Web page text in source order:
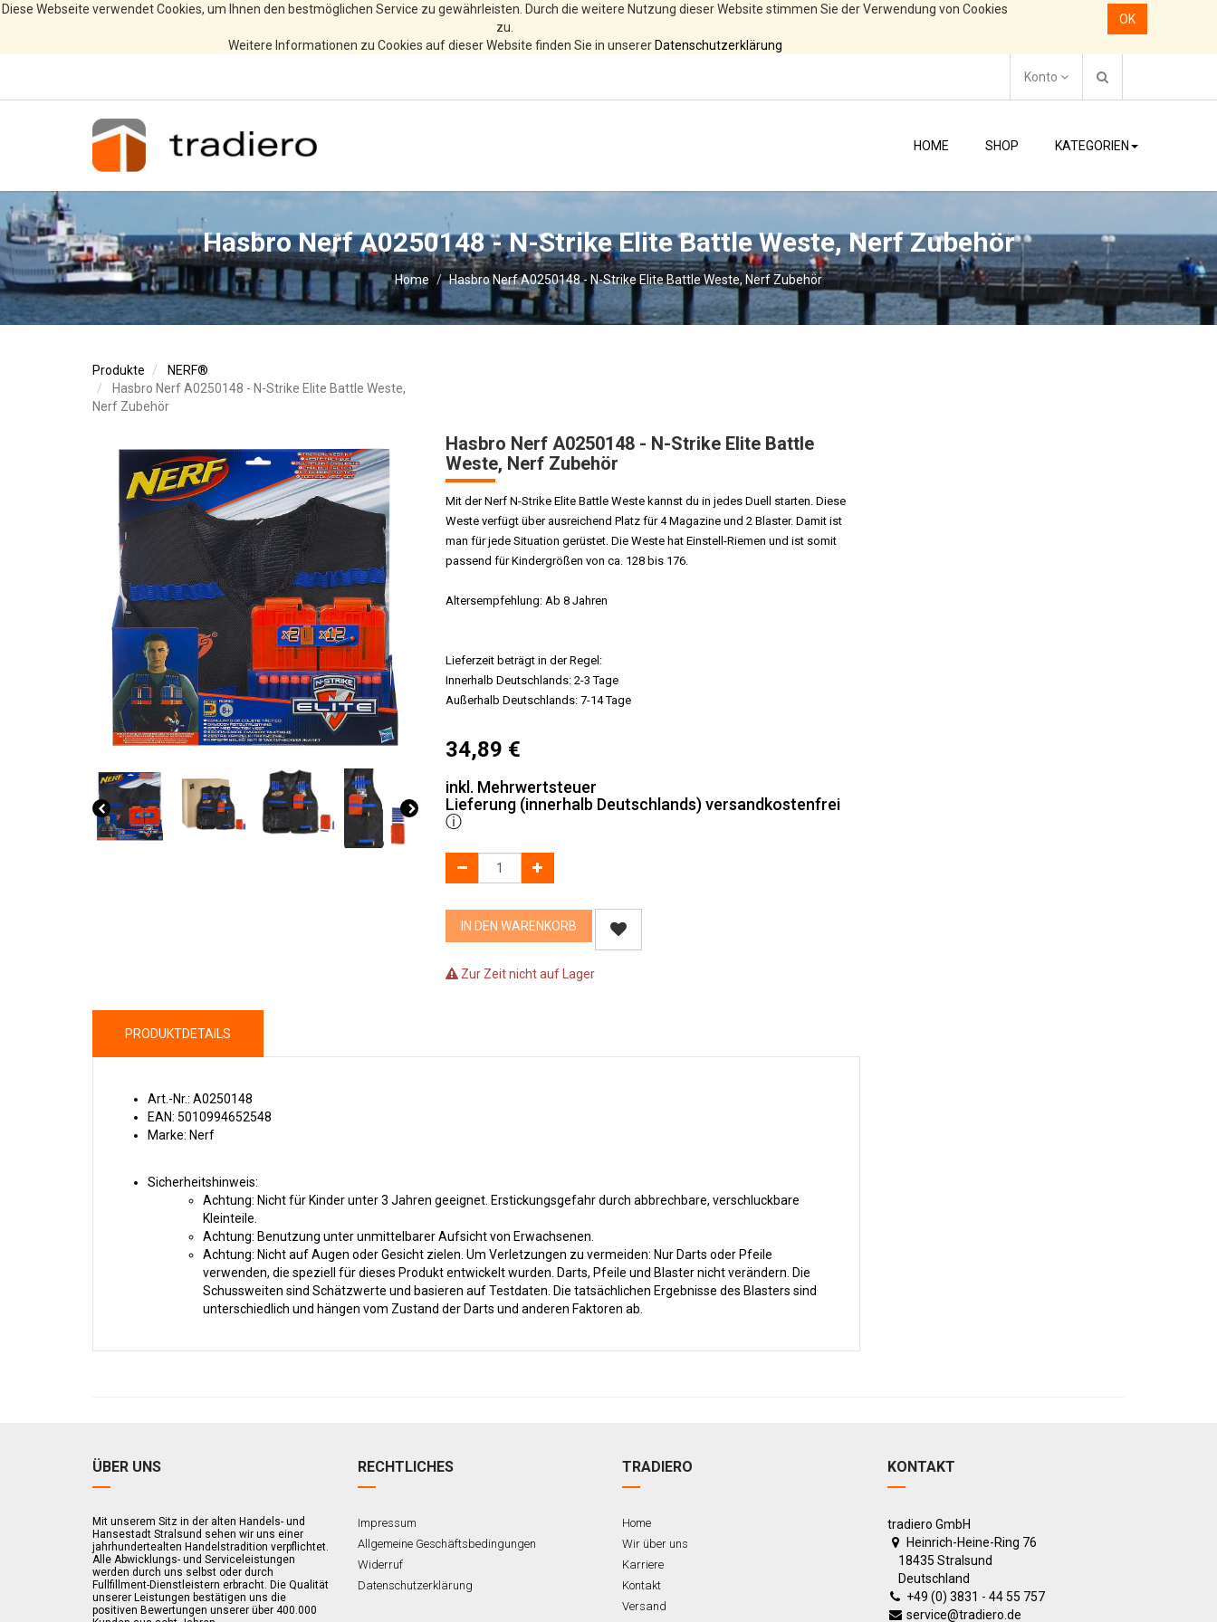
Diese Webseite verwendet Cookies, um Ihnen den bestmöglichen Service zu gewährleisten. Durch die weitere Nutzung dieser Website stimmen Sie der Verwendung von Cookies
zu.
Weitere Informationen zu Cookies auf dieser Website finden Sie in unserer Datenschutzerklärung
OK
Konto
HOME SHOP KATEGORIEN
Hasbro Nerf A0250148 - N-Strike Elite Battle Weste, Nerf Zubehör
Home Hasbro Nerf A0250148 - N-Strike Elite Battle Weste, Nerf Zubehör
Produkte
NERF®
Hasbro Nerf A0250148 - N-Strike Elite Battle Weste,
Nerf Zubehör
Hasbro Nerf A0250148 - N-Strike Elite Battle
Weste, Nerf Zubehör
Mit der Nerf N-Strike Elite Battle Weste kannst du in jedes Duell starten. Diese
Weste verfügt über ausreichend Platz für 4 Magazine und 2 Blaster. Damit ist
man für jede Situation gerüstet. Die Weste hat Einstell-Riemen und ist somit
passend für Kindergrößen von ca. 128 bis 176.
Altersempfehlung: Ab 8 Jahren
Lieferzeit beträgt in der Regel:
Innerhalb Deutschlands: 2-3 Tage
Außerhalb Deutschlands: 7-14 Tage
34,89 €
inkl. Mehrwertsteuer
Lieferung (innerhalb Deutschlands) versandkostenfrei
ⓘ
IN DEN WARENKORB
Zur Zeit nicht auf Lager
PRODUKTDETAILS
Art.-Nr.: A0250148
EAN: 5010994652548
Marke: Nerf
Sicherheitshinweis:
Achtung: Nicht für Kinder unter 3 Jahren geeignet. Erstickungsgefahr durch abbrechbare, verschluckbare
Kleinteile.
Achtung: Benutzung unter unmittelbarer Aufsicht von Erwachsenen.
Achtung: Nicht auf Augen oder Gesicht zielen. Um Verletzungen zu vermeiden: Nur Darts oder Pfeile
verwenden, die speziell für dieses Produkt entwickelt wurden. Darts, Pfeile und Blaster nicht verändern. Die
Schussweiten sind Schätzwerte und basieren auf Testdaten. Die tatsächlichen Ergebnisse des Blasters sind
unterschiedlich und hängen vom Zustand der Darts und anderen Faktoren ab.
ÜBER UNS
Mit unserem Sitz in der alten Handels- und
Hansestadt Stralsund sehen wir uns einer
jahrhundertealten Handelstradition verpflichtet.
Alle Abwicklungs- und Serviceleistungen
werden durch uns selbst oder durch
Fullfillment-Dienstleistern erbracht. Die Qualität
unserer Leistungen bestätigen uns die
positiven Bewertungen unserer über 400.000
RECHTLICHES
Impressum
Allgemeine Geschäftsbedingungen
Widerruf
Datenschutzerklärung
TRADIERO
Home
Wir über uns
Karriere
Kontakt
Versand
KONTAKT
tradiero GmbH
Heinrich-Heine-Ring 76
18435 Stralsund
Deutschland
+49 (0) 3831 - 44 55 757
service@tradiero.de